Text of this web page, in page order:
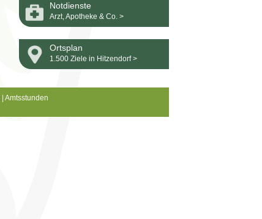
Notdienste
Arzt, Apotheke & Co. >
Ortsplan
1.500 Ziele in Hitzendorf >
Amtsstunden